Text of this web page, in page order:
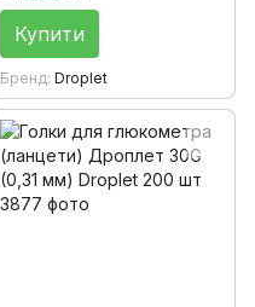
Купити
Бренд Droplet